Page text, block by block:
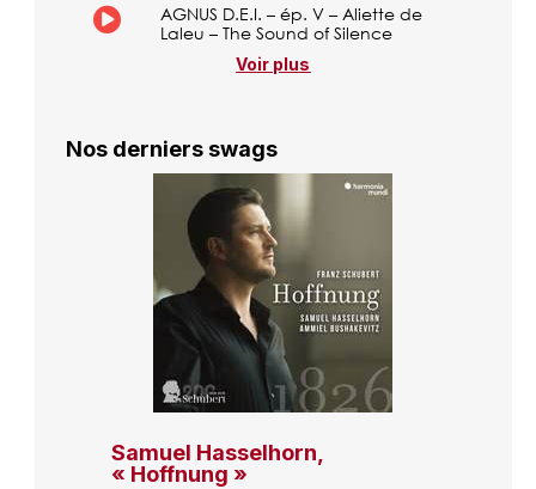
AGNUS D.E.I. – ép. V – Aliette de
Laleu – The Sound of Silence
Voir plus
Nos derniers swags
Samuel Hasselhorn,
« Hoffnung »